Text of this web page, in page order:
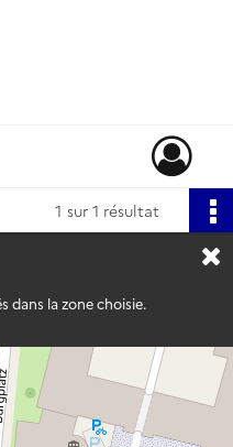
1 sur 1 résultat
dans la zone choisie.